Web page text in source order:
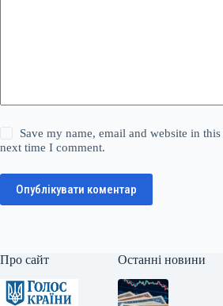
Save my name, email and website in
next time I comment.
Опублікувати коментар
Про сайт Останні новини